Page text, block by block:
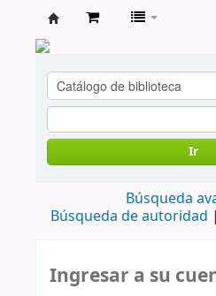
cendoc
Ir
Búsqueda
Búsqueda de autoridad
Ingresar a su